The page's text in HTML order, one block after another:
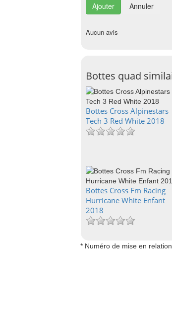
Annuler
Aucun avis
Bottes quad
Bottes Cross Alpinestars
Tech 3 Red White 2018
Bottes Cross Fm Racing
Hurricane White Enfant
2018
* Numéro de mise en